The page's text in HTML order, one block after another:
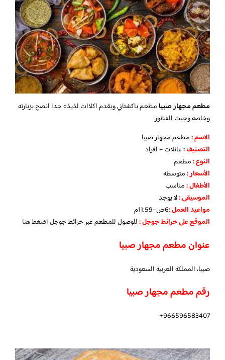
مطعم مجهار صبيا مطعم باكشتاني ويقدم اكلاات لذيذه جدا انصح بزيارته
وخاصه وجبت الفطور
الاسم :مطعم مجهار صبيا
التصنيف:عائلات – افراد
النوع :مطعم
الأسعار:متوسطة
الأطفال:مناسب
الموسيقى :لا يوجد
مواعيد العمل :6ص–11:59م
الموقع على خرائط جوجل:للوصول للمطعم عبر خرائط جوجلاضغط هنا
عنوان مطعم مجهار صبيا
صبيا، المملكة العربية السعودية
رقم مطعم مجهار صبيا
966596583407+